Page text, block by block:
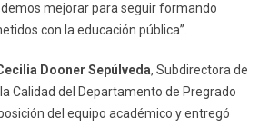
mejorar para seguir formando
con la educación pública”.
Dooner Sepúlveda, Subdirectora de
Calidad del Departamento de Pregrado
del equipo académico y entregó